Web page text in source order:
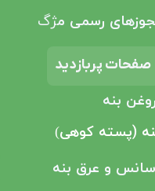
صفحات پربازدید
بنه
(پسته کوهی)
و عرق بنه
رسمی مژگ